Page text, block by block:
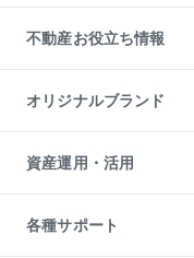
リロケーションについて
貸すガイド
事業用不動産
マンション投資
投資用マンション
アパート経営
収益物件
ビル購入（ビル一棟）
投資用不動産の売却査定
事業用不動産の売却査定
不動産お役立ち情報
マンションライブラリー
人気マンションランキング
暮らしに役立つ不動産メデ
不動産相場・不動産価格情報
不動産コラム・ニュース
不動産用語集
不動産なんでもネット相談室
住まいの税金
オリジナルブランド
一棟リノベーションマンショ
L`GENTE（ルジェンテ）
区分リノベーションマンシ
投資用一棟レジデンスWELL
資産運用・活用
不動産M&A
アセットマネジメント・出資
各種サポート